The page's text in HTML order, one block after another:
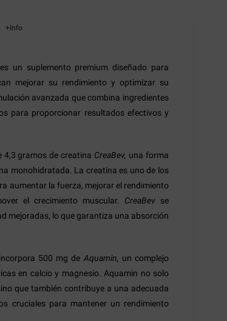
+Info
es un suplemento premium diseñado para
mejorar su rendimiento y optimizar su
avanzada que combina ingredientes
para proporcionar resultados efectivos y
4,3 gramos de creatina CreaBev, una forma
monohidratada. La creatina es uno de los
aumentar la fuerza, mejorar el rendimiento
el crecimiento muscular. CreaBev se
mejoradas, lo que garantiza una absorción
incorpora 500 mg de Aquamin, un complejo
en calcio y magnesio. Aquamin no solo
que también contribuye a una adecuada
cruciales para mantener un rendimiento